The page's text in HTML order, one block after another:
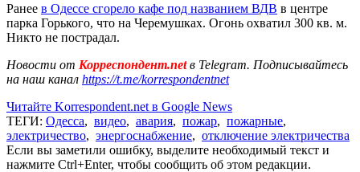
Ранее в Одессе сгорело кафе под названием ВДВ в центре
парка Горького, что на Черемушках. Огонь охватил 300 кв. м.
Никто не пострадал.
Новости от Корреспондент.netв Telegram. Подписывайтесь
на наш канал https://t.me/korrespondentnet
Читайте Korrespondent.net в Google News
ТЕГИ: Одесса, видео, авария, пожар, пожарные,
электричество, энергоснабжение, отключение электричества
Если вы заметили ошибку, выделите необходимый текст и
нажмите Ctrl+Enter, чтобы сообщить об этом редакции.